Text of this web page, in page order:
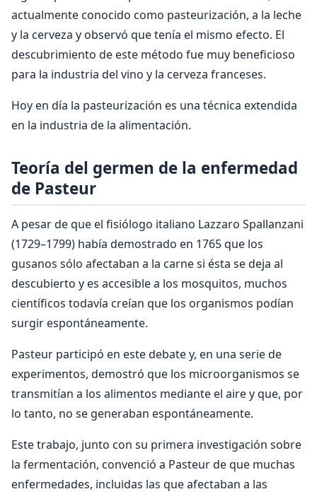
actualmente conocido como pasteurización, a la leche
y la cerveza y observó que tenía el mismo efecto. El
descubrimiento de este método fue muy beneficioso
para la industria del vino y la cerveza franceses.
Hoy en día la pasteurización es una técnica extendida
en la industria de la alimentación.
Teoría del germen de la enfermedad
de Pasteur
A pesar de que el fisiólogo italiano Lazzaro Spallanzani
(1729–1799) había demostrado en 1765 que los
gusanos sólo afectaban a la carne si ésta se deja al
descubierto y es accesible a los mosquitos, muchos
científicos todavía creían que los organismos podían
surgir espontáneamente.
Pasteur participó en este debate y, en una serie de
experimentos, demostró que los microorganismos se
transmitían a los alimentos mediante el aire y que, por
lo tanto, no se generaban espontáneamente.
Este trabajo, junto con su primera investigación sobre
la fermentación, convenció a Pasteur de que muchas
enfermedades, incluidas las que afectaban a las